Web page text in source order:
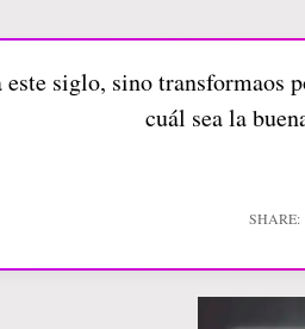
siglo, sino transformaos
cuál sea la